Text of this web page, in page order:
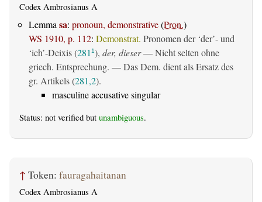
Codex Ambrosianus A
Lemmasa: pronoun, demonstrative(Pron.)
WS 1910, p. 112: Demonstrat. Pronomen der ‘der’- und
‘ich’-Deixis (281 1), der, dieser— Nicht selten ohne
griech. Entsprechung. — Das Dem. dient als Ersatz des
gr. Artikels (281,2).
masculine accusative singular
Status: not verified but unambiguous.
↑ Token: fauragahaitanan
Codex Ambrosianus A